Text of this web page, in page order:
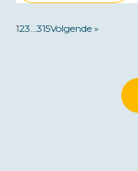
123 315Volgende »